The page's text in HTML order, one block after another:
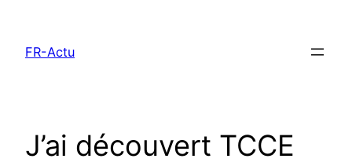
contenu
FR-Actu
J’ai découvert TCCE